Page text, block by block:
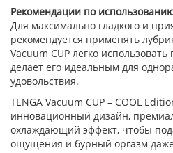
Рекомендации по
Для максимально гладкого и
рекомендуется применять
Vacuum CUP легко
делает его идеальным для
удовольствия.
TENGA Vacuum CUP – COOL
инновационный дизайн,
охлаждающий эффект, чтобы
ощущения и бурный оргазм